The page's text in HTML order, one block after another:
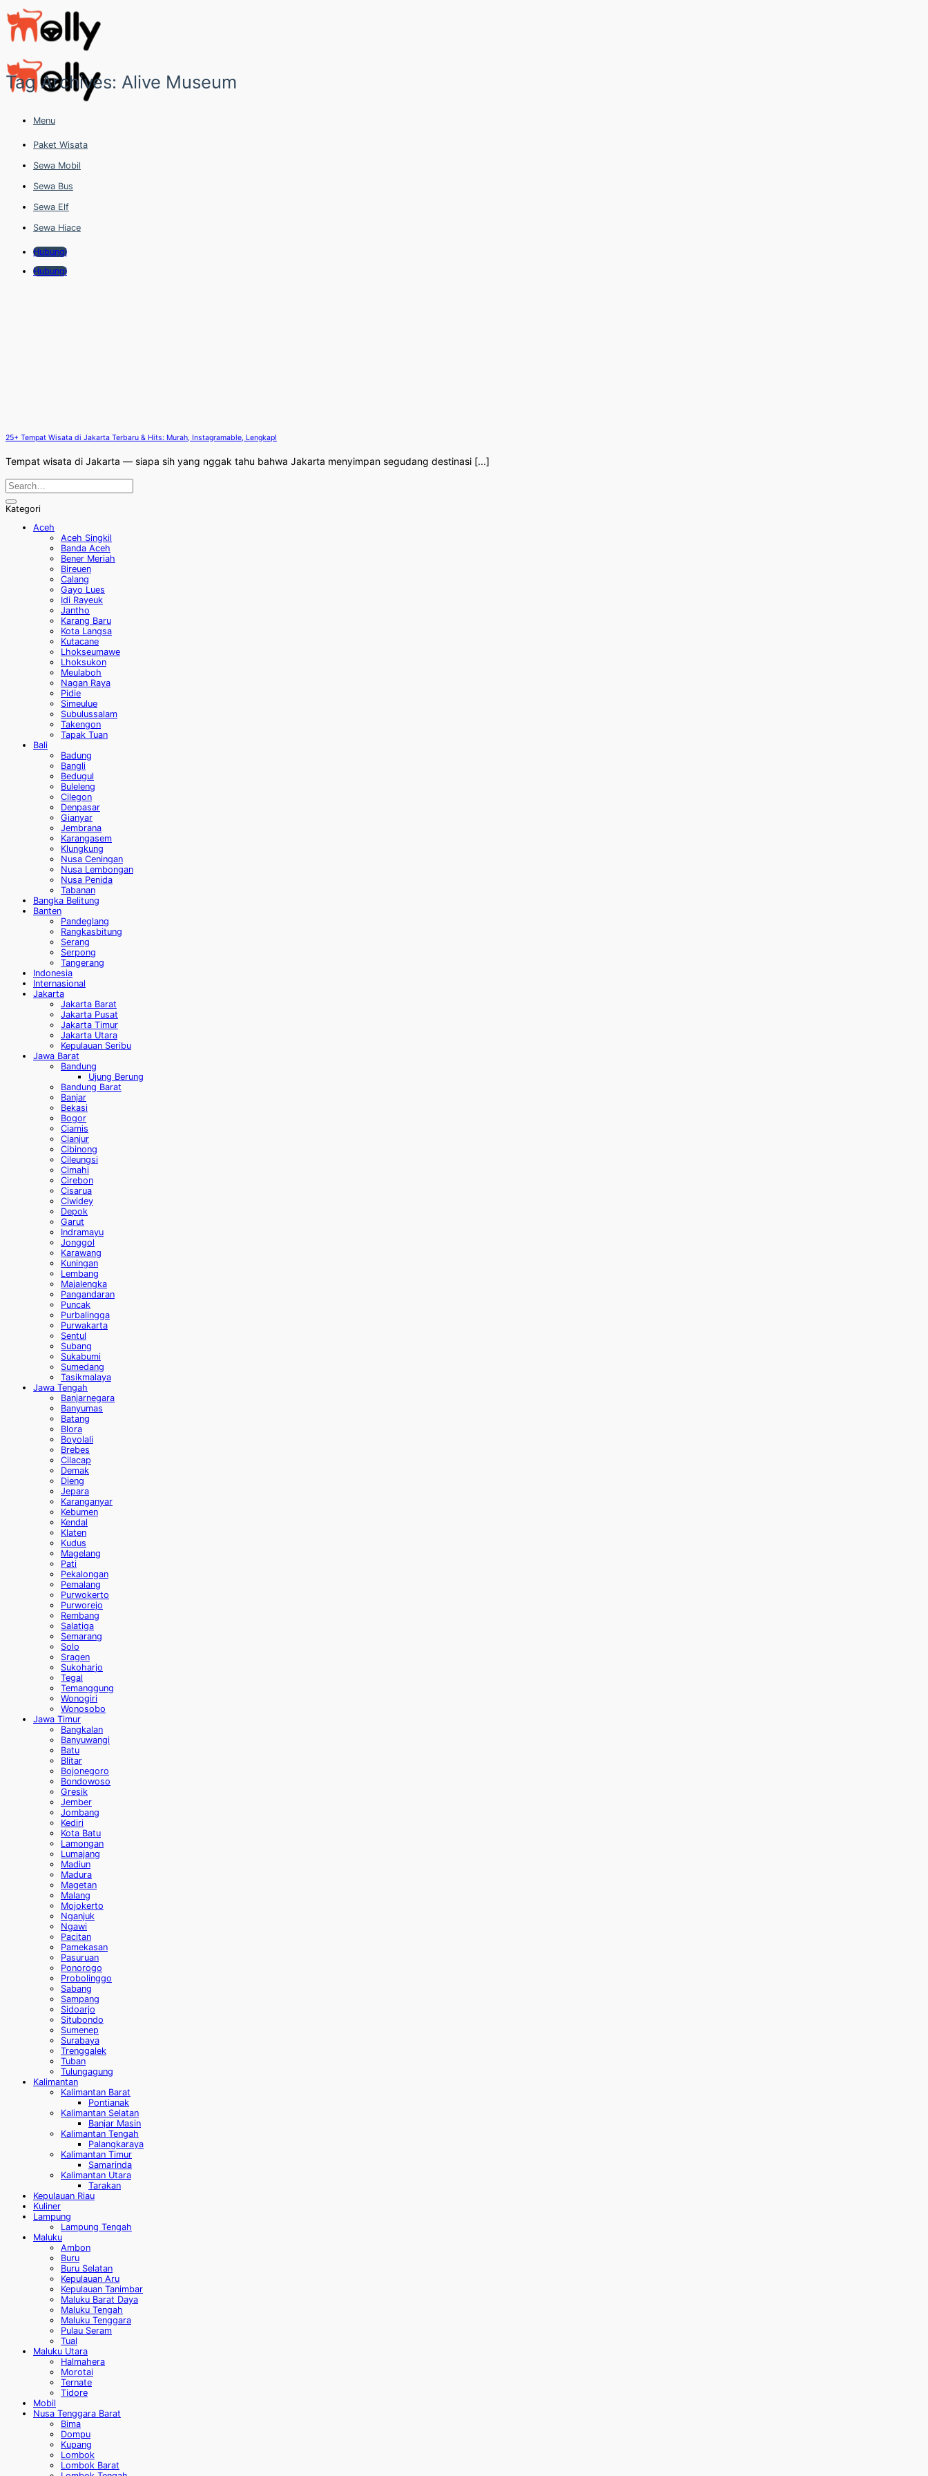
Skip
to
content
Menu
Paket Wisata
Sewa Mobil
Sewa Bus
Sewa Elf
Sewa Hiace
Hubungi
Hubungi
Tag Archives: Alive Museum
25+ Tempat Wisata di Jakarta Terbaru & Hits: Murah, Instagramable, Lengkap!
Tempat wisata di Jakarta — siapa sih yang nggak tahu bahwa Jakarta menyimpan segudang destinasi [...]
Kategori
Aceh
Aceh Singkil
Banda Aceh
Bener Meriah
Bireuen
Calang
Gayo Lues
Idi Rayeuk
Jantho
Karang Baru
Kota Langsa
Kutacane
Lhokseumawe
Lhoksukon
Meulaboh
Nagan Raya
Pidie
Simeulue
Subulussalam
Takengon
Tapak Tuan
Bali
Badung
Bangli
Bedugul
Buleleng
Cilegon
Denpasar
Gianyar
Jembrana
Karangasem
Klungkung
Nusa Ceningan
Nusa Lembongan
Nusa Penida
Tabanan
Bangka Belitung
Banten
Pandeglang
Rangkasbitung
Serang
Serpong
Tangerang
Indonesia
Internasional
Jakarta
Jakarta Barat
Jakarta Pusat
Jakarta Timur
Jakarta Utara
Kepulauan Seribu
Jawa Barat
Bandung
Ujung Berung
Bandung Barat
Banjar
Bekasi
Bogor
Ciamis
Cianjur
Cibinong
Cileungsi
Cimahi
Cirebon
Cisarua
Ciwidey
Depok
Garut
Indramayu
Jonggol
Karawang
Kuningan
Lembang
Majalengka
Pangandaran
Puncak
Purbalingga
Purwakarta
Sentul
Subang
Sukabumi
Sumedang
Tasikmalaya
Jawa Tengah
Banjarnegara
Banyumas
Batang
Blora
Boyolali
Brebes
Cilacap
Demak
Dieng
Jepara
Karanganyar
Kebumen
Kendal
Klaten
Kudus
Magelang
Pati
Pekalongan
Pemalang
Purwokerto
Purworejo
Rembang
Salatiga
Semarang
Solo
Sragen
Sukoharjo
Tegal
Temanggung
Wonogiri
Wonosobo
Jawa Timur
Bangkalan
Banyuwangi
Batu
Blitar
Bojonegoro
Bondowoso
Gresik
Jember
Jombang
Kediri
Kota Batu
Lamongan
Lumajang
Madiun
Madura
Magetan
Malang
Mojokerto
Nganjuk
Ngawi
Pacitan
Pamekasan
Pasuruan
Ponorogo
Probolinggo
Sabang
Sampang
Sidoarjo
Situbondo
Sumenep
Surabaya
Trenggalek
Tuban
Tulungagung
Kalimantan
Kalimantan Barat
Pontianak
Kalimantan Selatan
Banjar Masin
Kalimantan Tengah
Palangkaraya
Kalimantan Timur
Samarinda
Kalimantan Utara
Tarakan
Kepulauan Riau
Kuliner
Lampung
Lampung Tengah
Maluku
Ambon
Buru
Buru Selatan
Kepulauan Aru
Kepulauan Tanimbar
Maluku Barat Daya
Maluku Tengah
Maluku Tenggara
Pulau Seram
Tual
Maluku Utara
Halmahera
Morotai
Ternate
Tidore
Mobil
Nusa Tenggara Barat
Bima
Dompu
Kupang
Lombok
Lombok Barat